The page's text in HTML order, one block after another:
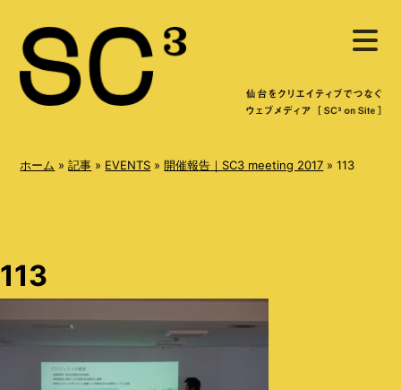
t
e
メ
ニ
を
開
く
ホーム »記事 » EVENTS »開催報告｜SC3 meeting 2017 »113
113